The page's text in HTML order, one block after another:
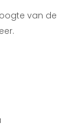
van de